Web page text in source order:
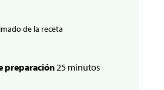
de la receta
preparación25 minutos